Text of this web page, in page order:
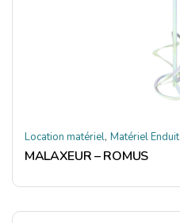
Location matériel, Matériel Enduit
MALAXEUR – ROMUS